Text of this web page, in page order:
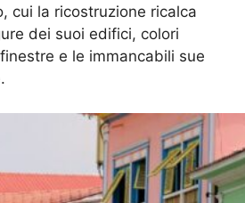
cui la ricostruzione ricalca
dei suoi edifici, colori
e le immancabili sue